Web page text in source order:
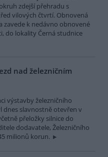
zdejší přehradu s
vilových čtvrtí. Obnovená
zavede k nedávno obnovené
do lokality Černá studnice
nad železničním
výstavby železničního
dnes slavnostně otevřen v
přeložky silnice do
dodavatele, Železničního
milionů korun.